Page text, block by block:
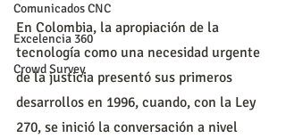
Comunicados CNC
Excelencia 360
Crowd Survey
En Colombia, la apropiación de la
tecnología como una necesidad urgente
de la justicia presentó sus primeros
desarrollos en 1996, cuando, con la Ley
270, se inició la conversación a nivel